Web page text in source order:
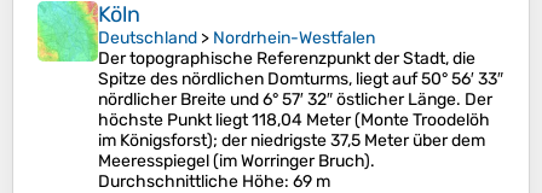
Köln
Deutschland > Nordrhein-Westfalen
Der topographische Referenzpunkt der Stadt, die
Spitze des nördlichen Domturms, liegt auf 50° 56′ 33″
nördlicher Breite und 6° 57′ 32″ östlicher Länge. Der
höchste Punkt liegt 118,04 Meter (Monte Troodelöh
im Königsforst); der niedrigste 37,5 Meter über dem
Meeresspiegel (im Worringer Bruch).
Durchschnittliche Höhe: 69 m